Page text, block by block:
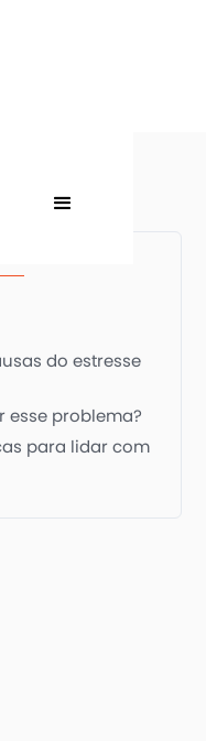
do estresse
problema?
para lidar com